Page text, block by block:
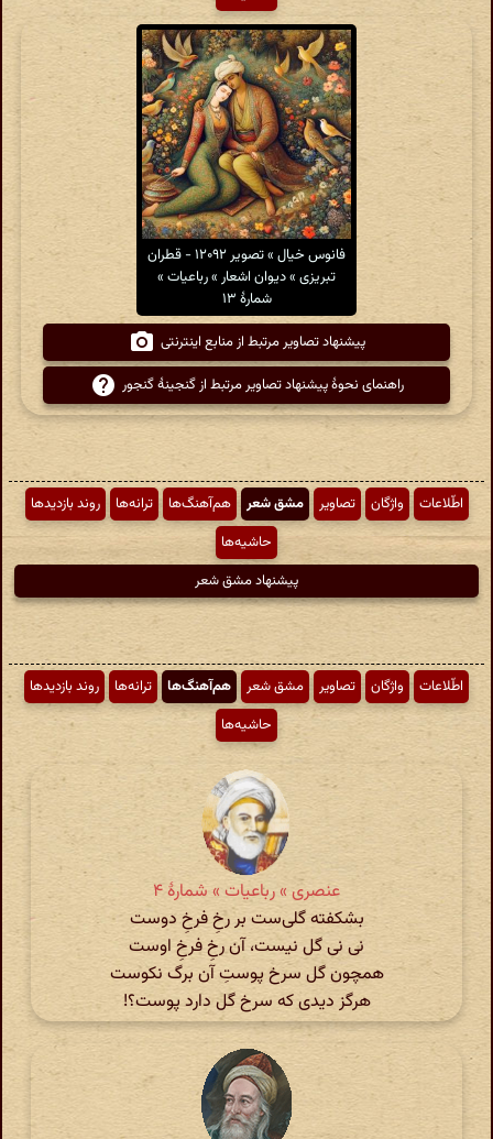
فانوس خیال » تصویر ۱۲۰۹۲ - قطران
تبریزی » دیوان اشعار » رباعیات »
شمارهٔ ۱۳
پیشنهاد تصاویر مرتبط از منابع اینترنتی
راهنمای نحوهٔ پیشنهاد تصاویر مرتبط از گنجینهٔ گنجور
اطّلاعات واژگان تصاویر مشق شعر هم‌آهنگ‌ها ترانه‌ها
روند بازدیدها
حاشیه‌ها
پیشنهاد مشق شعر
اطّلاعات واژگان تصاویر مشق شعر هم‌آهنگ‌ها ترانه‌ها
روند بازدیدها
حاشیه‌ها
عنصری » رباعیات » شمارهٔ ۴
بشکفته گلی‌ست بر رخِ فرخِ دوست
نی نی گل نیست، آن رخِ فرخِ اوست
همچون گل سرخ پوستِ آن برگ نکوست
هرگز دیدی که سرخ گل دارد پوست؟!